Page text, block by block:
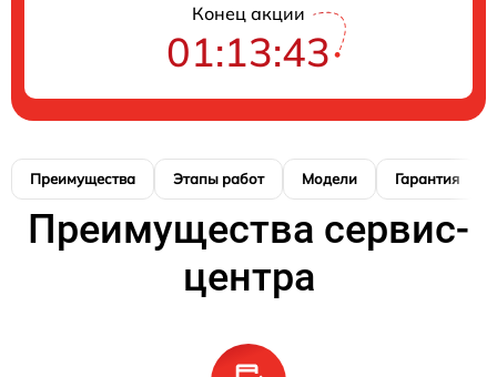
Конец акции
01:13:42
Преимущества Этапы работ Модели Гарантия
Преимущества сервис-
центра